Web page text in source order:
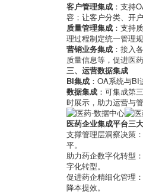
客户管理集成 ：支持
容；让客户分类、开
质量管理集成 ：支持
理过程制定统一管理
营销业务集成 ：接入
质量信息等，促进医
三、运营数据集成
BI集成 ：OA系统与
数据集成 ：可集成第
时展示，助力运营与管
医药企业集成平台三
支撑管理层洞察决策
平。
助力药企数字化转型
字化转型。
促进药企精细化管理
降本提效。